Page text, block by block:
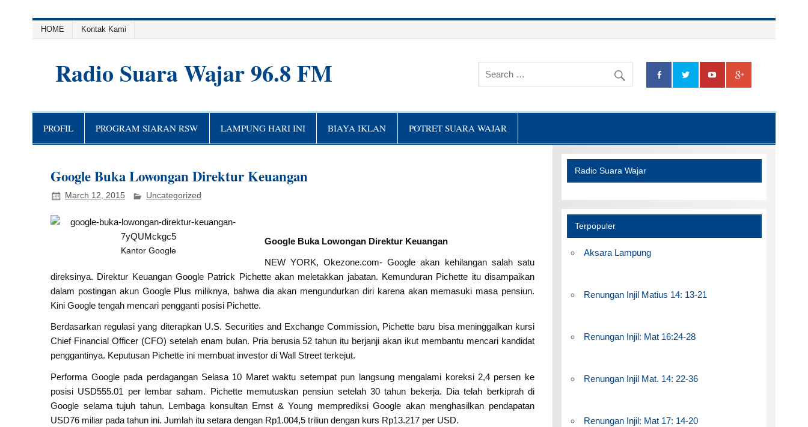
HOME Kontak Kami
Radio Suara Wajar 96.8 FM
PROFIL PROGRAM SIARAN RSW LAMPUNG HARI INI BIAYA IKLAN POTRET SUARA WAJAR
Google Buka Lowongan Direktur Keuangan
March 12, 2015 Uncategorized
Kantor Google
Google Buka Lowongan Direktur Keuangan
NEW YORK, Okezone.com- Google akan kehilangan salah satu
direksinya. Direktur Keuangan Google Patrick Pichette akan meletakkan jabatan. Kemunduran Pichette itu disampaikan
dalam postingan akun Google Plus miliknya, bahwa dia akan mengundurkan diri karena akan memasuki masa pensiun.
Kini Google tengah mencari pengganti posisi Pichette.
Berdasarkan regulasi yang diterapkan U.S. Securities and Exchange Commission, Pichette baru bisa meninggalkan kursi
Chief Financial Officer (CFO) setelah enam bulan. Pria berusia 52 tahun itu berjanji akan ikut membantu mencari kandidat
penggantinya. Keputusan Pichette ini membuat investor di Wall Street terkejut.
Performa Google pada perdagangan Selasa 10 Maret waktu setempat pun langsung mengalami koreksi 2,4 persen ke
posisi USD555.01 per lembar saham. Pichette memutuskan pensiun setelah 30 tahun bekerja. Dia telah berkiprah di
Google selama tujuh tahun. Lembaga konsultan Ernst & Young memprediksi Google akan menghasilkan pendapatan
USD76 miliar pada tahun ini. Jumlah itu setara dengan Rp1.004,5 triliun dengan kurs Rp13.217 per USD.
Radio Suara Wajar
Terpopuler
Aksara Lampung
Renungan Injil Matius 14: 13-21
Renungan Injil: Mat 16:24-28
Renungan Injil Mat. 14: 22-36
Renungan Injil: Mat 17: 14-20